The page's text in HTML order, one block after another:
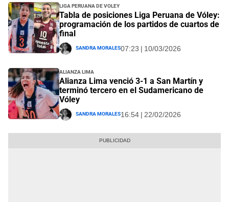
Liga Peruana de Voley
Tabla de posiciones Liga Peruana de Vóley:
programación de los partidos de cuartos de
final
Sandra Morales07:23 | 10/03/2026
Alianza Lima
Alianza Lima venció 3-1 a San Martín y
terminó tercero en el Sudamericano de
Vóley
Sandra Morales16:54 | 22/02/2026